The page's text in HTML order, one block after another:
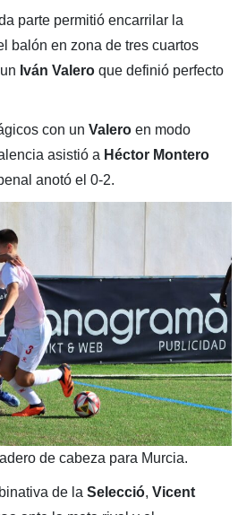
parte permitió encarrilar la
balón en zona de tres cuartos
Iván Valeroque definió perfecto
con un Valeroen modo
asistió a Héctor Montero
anotó el 0-2.
de cabeza para Murcia.
de la Selecció, Vicent